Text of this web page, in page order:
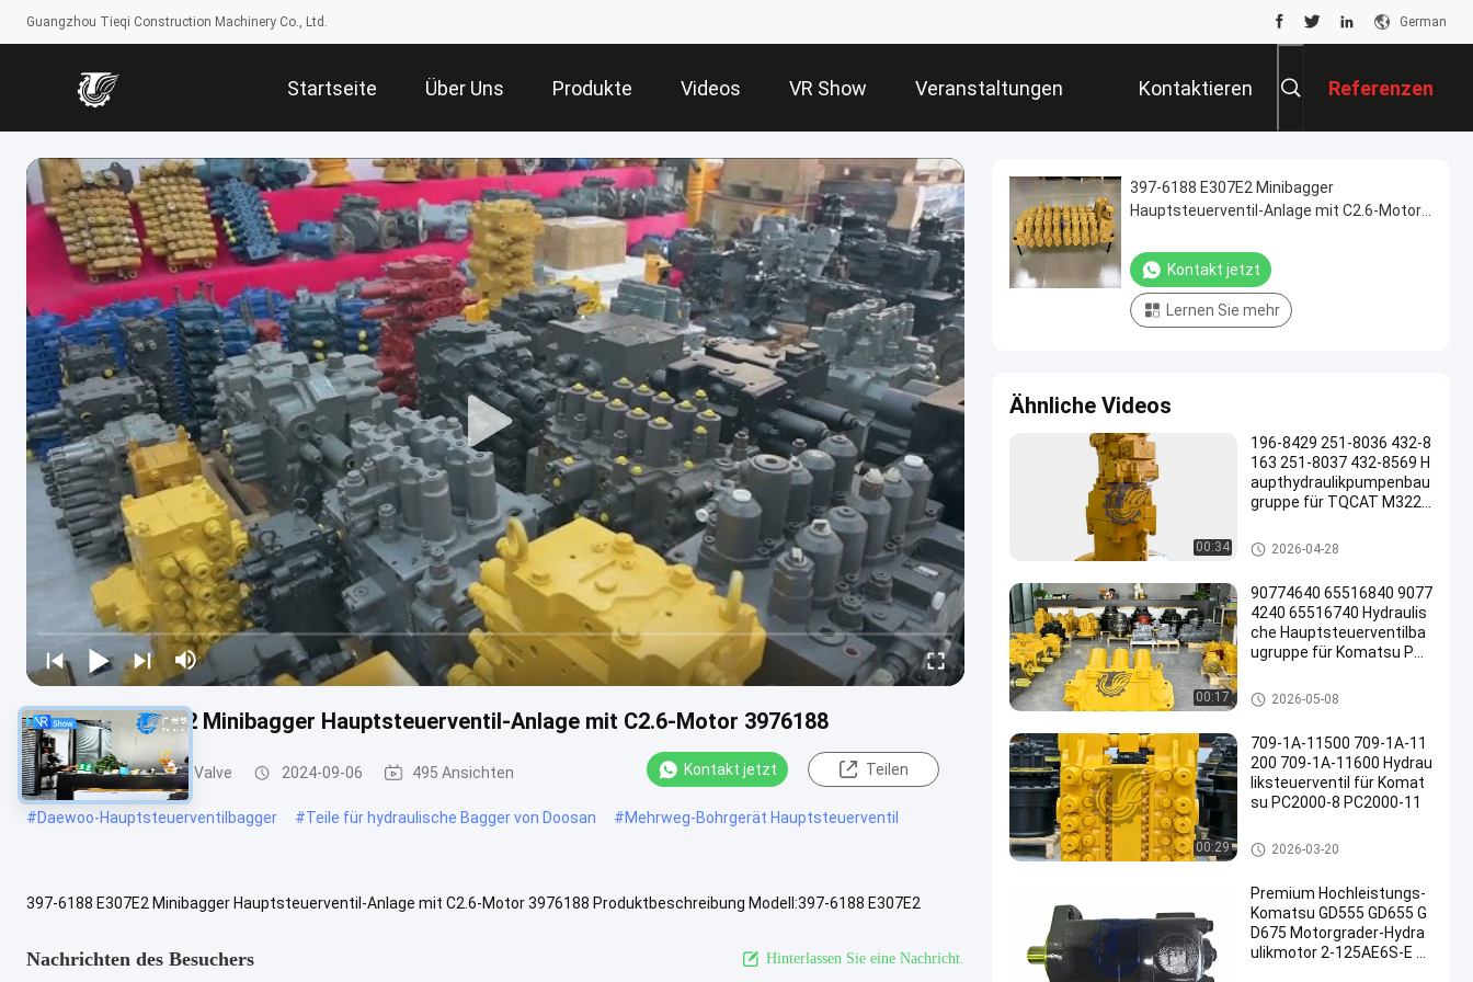
Guangzhou Tieqi Construction Machinery Co., Ltd. German
Startseite Über Uns Produkte Videos VR Show Veranstaltungen Kontaktieren
Sie Uns
Referenzen
397-6188 E307E2 Minibagger Hauptsteuerventil-Anlage mit C2.6-Motor 3976188
Bagger Main Control Valve 2024-09-06 495 Ansichten Kontakt jetzt Teilen
#Daewoo-Hauptsteuerventilbagger #Teile für hydraulische Bagger von Doosan #Mehrweg-Bohrgerät Hauptsteuerventil
397-6188 E307E2 Minibagger Hauptsteuerventil-Anlage mit C2.6-Motor 3976188 Produktbeschreibung Modell:397-6188 E307E2
Nachrichten des Besuchers Hinterlassen Sie eine Nachricht.
397-6188 E307E2 Minibagger
Hauptsteuerventil-Anlage mit C2.6-Motor
Kontakt jetzt
Lernen Sie mehr
Ähnliche Videos
00:34
196-8429 251-8036 432-8
163 251-8037 432-8569 H
aupthydraulikpumpenbau
gruppe für TQCAT M322D
Hochleistungsersatzteile
Bagger Hydraulic Pump
2026-04-28
00:17
90774640 65516840 9077
4240 65516740 Hydraulis
che Hauptsteuerventilba
ugruppe für Komatsu PC3
uper Large Mining Ersatzt
eile
Bagger Main Control Valve
2026-05-08
00:29
709-1A-11500 709-1A-11
200 709-1A-11600 Hydrau
liksteuerventil für Komat
su PC2000-8 PC2000-11
Bagger Main Control Valve
2026-03-20
Premium Hochleistungs-
Komatsu GD555 GD655 G
D675 Motorgrader-Hydra
ulikmotor 2-125AE6S-E 2